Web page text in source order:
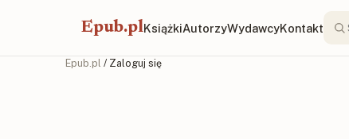
Epub.plKsiążkiAutorzyWydawcyKontakt
Epub.pl / Zaloguj się